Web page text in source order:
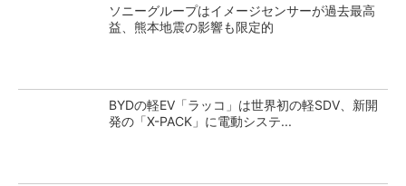
ソニーグループはイメージセンサーが過去最高
益、熊本地震の影響も限定的
BYDの軽EV「ラッコ」は世界初の軽SDV、新開
発の「X-PACK」に電動システ...